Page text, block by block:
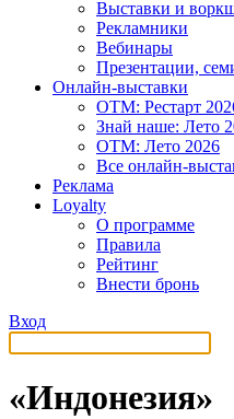
Выставки и
Рекламники
Вебинары
Презентации,
Онлайн-выставки
OTM: Рестарт
Знай наше: Лето
OTM: Лето 2026
Все онлайн-
Реклама
Loyalty
О программе
Правила
Рейтинг
Внести бронь
Вход
«Индонезия»